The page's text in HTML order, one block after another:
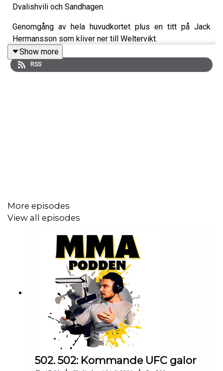
Dvalishvili och Sandhagen.
Genomgång av hela huvudkortet plus en titt på Jack
Hermansson som kliver ner till Weltervikt.
twitter: @pauldelvalle
MMA-PoddenFacebook
Lyssna på Öppet sinne Spotify iTunes
Show more
RSS
More episodes
View all episodes
502. 502: Kommande UFC galor